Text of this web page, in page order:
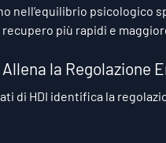
nell’equilibrio psicologico
più rapidi e
la Regolazione
di HDI identifica la